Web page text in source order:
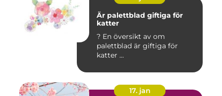
Är palettblad giftiga för
katter
? En översikt av om
palettblad är giftiga för
katter ...
17. jan